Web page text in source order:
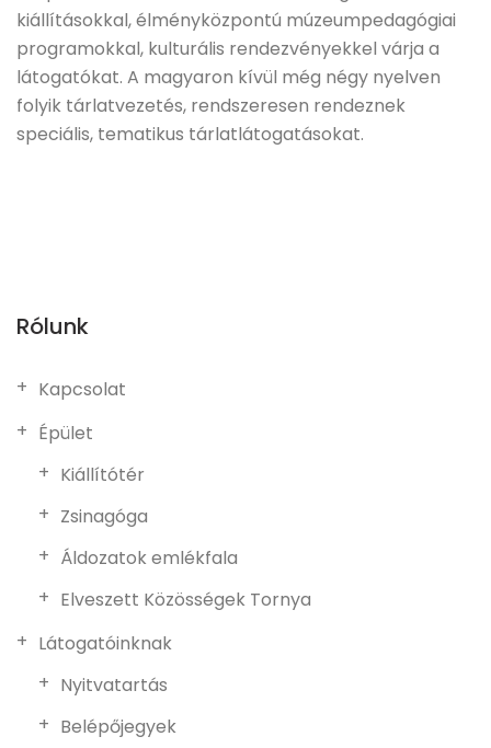
kiállításokkal, élményközpontú múzeumpedagógiai
programokkal, kulturális rendezvényekkel várja a
látogatókat. A magyaron kívül még négy nyelven
folyik tárlatvezetés, rendszeresen rendeznek
speciális, tematikus tárlatlátogatásokat.
Rólunk
Kapcsolat
Épület
Kiállítótér
Zsinagóga
Áldozatok emlékfala
Elveszett Közösségek Tornya
Látogatóinknak
Nyitvatartás
Belépőjegyek